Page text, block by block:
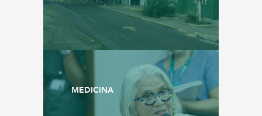
MEDICINA